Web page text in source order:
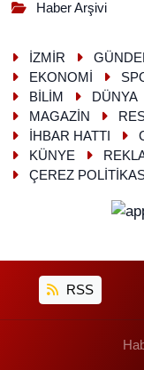
Haber Arşivi
İZMİR
EKONOMİ
BİLİM
DÜNYA
MAGAZİN
İHBAR HATTI
KÜNYE
ÇEREZ
RSS